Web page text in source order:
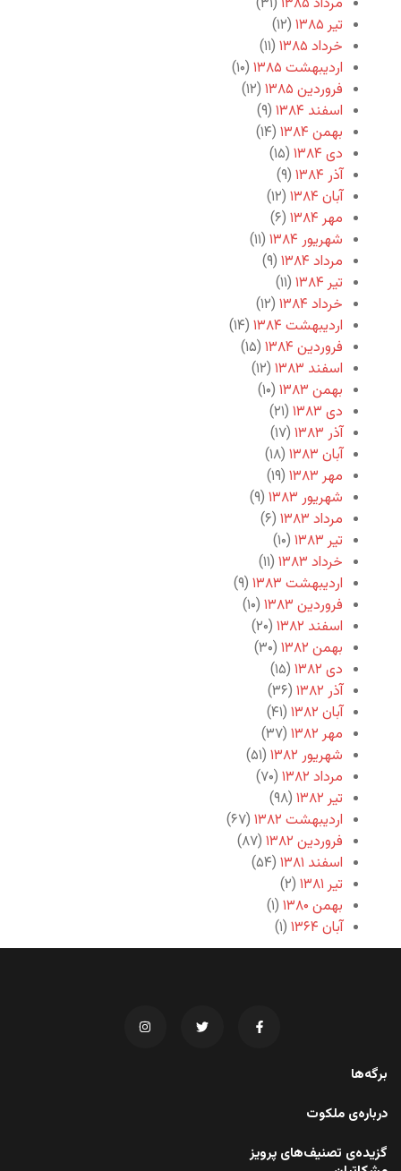
تیر ۱۳۸۵
(۱۲)
خرداد ۱۳۸۵
(۱۱)
اردیبهشت ۱۳۸۵
(۱۰)
فروردین ۱۳۸۵
(۱۲)
اسفند ۱۳۸۴
(۹)
بهمن ۱۳۸۴
(۱۴)
دی ۱۳۸۴
(۱۵)
آذر ۱۳۸۴
(۹)
آبان ۱۳۸۴
(۱۲)
مهر ۱۳۸۴
(۶)
شهریور ۱۳۸۴
(۱۱)
مرداد ۱۳۸۴
(۹)
تیر ۱۳۸۴
(۱۱)
خرداد ۱۳۸۴
(۱۲)
اردیبهشت ۱۳۸۴
(۱۴)
فروردین ۱۳۸۴
(۱۵)
اسفند ۱۳۸۳
(۱۲)
بهمن ۱۳۸۳
(۱۰)
دی ۱۳۸۳
(۲۱)
آذر ۱۳۸۳
(۱۷)
آبان ۱۳۸۳
(۱۸)
مهر ۱۳۸۳
(۱۹)
شهریور ۱۳۸۳
(۹)
مرداد ۱۳۸۳
(۶)
تیر ۱۳۸۳
(۱۰)
خرداد ۱۳۸۳
(۱۱)
اردیبهشت ۱۳۸۳
(۹)
فروردین ۱۳۸۳
(۱۰)
اسفند ۱۳۸۲
(۲۰)
بهمن ۱۳۸۲
(۳۰)
دی ۱۳۸۲
(۱۵)
آذر ۱۳۸۲
(۳۶)
آبان ۱۳۸۲
(۴۱)
مهر ۱۳۸۲
(۳۷)
شهریور ۱۳۸۲
(۵۱)
مرداد ۱۳۸۲
(۷۰)
تیر ۱۳۸۲
(۹۸)
اردیبهشت ۱۳۸۲
(۶۷)
فروردین ۱۳۸۲
(۸۷)
اسفند ۱۳۸۱
(۵۴)
تیر ۱۳۸۱
(۲)
بهمن ۱۳۸۰
(۱)
آبان ۱۳۶۴
(۱)
برگه‌ها
درباره‌ی ملکوت
گزیده‌ی تصنیف‌های پرویز